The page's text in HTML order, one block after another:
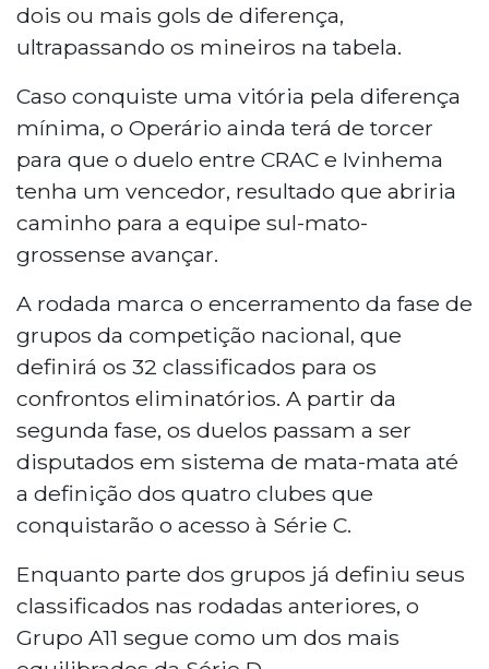
dois ou mais gols de diferença,
ultrapassando os mineiros na tabela.
Caso conquiste uma vitória pela diferença
mínima, o Operário ainda terá de torcer
para que o duelo entre CRAC e Ivinhema
tenha um vencedor, resultado que abriria
caminho para a equipe sul-mato-
grossense avançar.
A rodada marca o encerramento da fase de
grupos da competição nacional, que
definirá os 32 classificados para os
confrontos eliminatórios. A partir da
segunda fase, os duelos passam a ser
disputados em sistema de mata-mata até
a definição dos quatro clubes que
conquistarão o acesso à Série C.
Enquanto parte dos grupos já definiu seus
classificados nas rodadas anteriores, o
Grupo A11 segue como um dos mais